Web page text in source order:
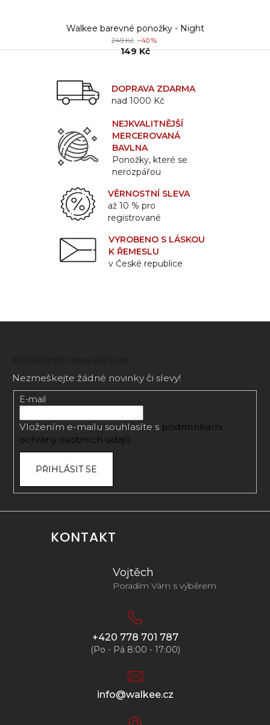
Walkee barevné ponožky - Night
249 Kč –40 %
149 Kč
DOPRAVA ZDARMA
nad 1000 Kč
NEJKVALITNĚJŠÍ
MERCEROVANÁ
BAVLNA
Ponožky, které se
nerozpářou
VĚRNOSTNÍ SLEVA
až 10 % pro
registrované
VYROBENO S LÁSKOU
K ŘEMESLU
v České republice
Nezmeškejte žádné novinky či slevy!
E-mail
Vložením e-mailu souhlasíte s podmínkami
ochrany osobních údajů
PŘIHLÁSIT SE
KONTAKT
Vojtěch
Poradím Vám s výběrem
+420 778 701 787
(Po - Pá 8:00 - 17:00)
info@walkee.cz